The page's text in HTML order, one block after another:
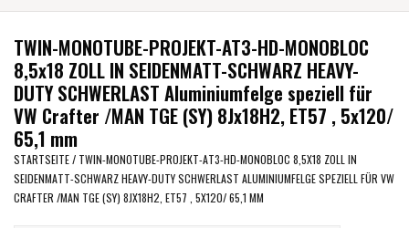
verfügbare
Ergebnis
auszuwählen.
Drücke
Eingabetaste,
um
zum
Viano /Vito 639
VW T7 2025
VW T6
VW T5
TWIN-MONOTUBE-PROJEKT-AT3-HD-MONOBLOC
8,5x18 ZOLL IN SEIDENMATT-SCHWARZ HEAVY-
DUTY SCHWERLAST Aluminiumfelge speziell für
VW Crafter /MAN TGE (SY) 8Jx18H2, ET57 , 5x120/
65,1 mm
STARTSEITE/ TWIN-MONOTUBE-PROJEKT-AT3-HD-MONOBLOC 8,5X18 ZOLL IN
SEIDENMATT-SCHWARZ HEAVY-DUTY SCHWERLAST ALUMINIUMFELGE SPEZIELL FÜR VW
CRAFTER /MAN TGE (SY) 8JX18H2, ET57 , 5X120/ 65,1 MM